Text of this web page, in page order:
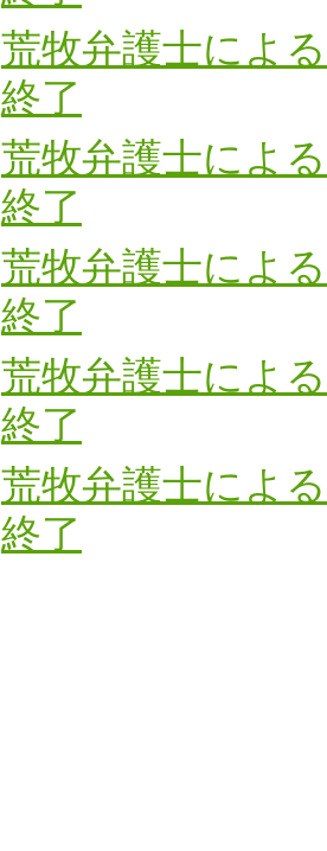
荒牧弁護士によ
終了
荒牧弁護士によ
終了
荒牧弁護士によ
終了
荒牧弁護士によ
終了
荒牧弁護士によ
終了